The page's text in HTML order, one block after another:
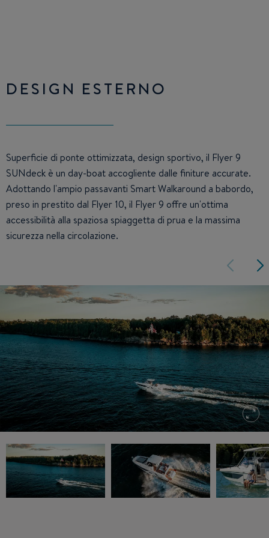
DESIGN ESTERNO
Superficie di ponte ottimizzata, design sportivo, il Flyer 9
SUNdeck è un day-boat accogliente dalle finiture accurate.
Adottando l'ampio passavanti Smart Walkaround a babordo,
preso in prestito dal Flyer 10, il Flyer 9 offre un'ottima
accessibilità alla spaziosa spiaggetta di prua e la massima
sicurezza nella circolazione.